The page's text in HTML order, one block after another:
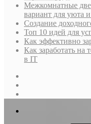
Межкомнатные
вариант для уюта
Создание
Топ 10 идей для
Как эффективно
Как заработать на
в IT